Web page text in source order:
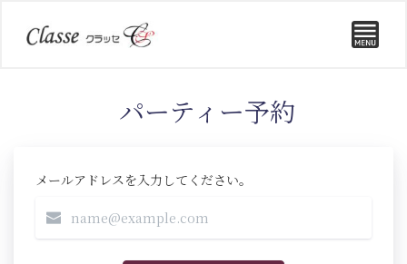
パーティー予約
メールアドレスを入力してください。